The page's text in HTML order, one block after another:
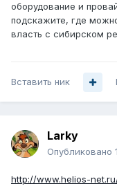
оборудование и
подскажите, где
власть с сибирском
Вставить ник
Larky
Опубликовано
http://www.helios-